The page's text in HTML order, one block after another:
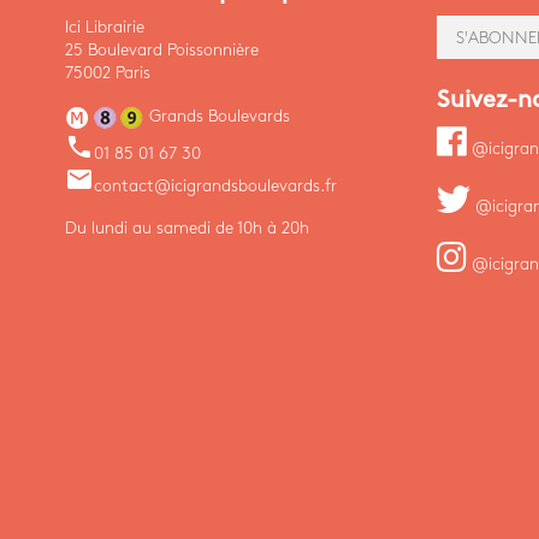
Ici Librairie
25 Boulevard Poissonnière
75002 Paris
Grands Boulevards
phone 01 85 01 67 30
emailcontact@icigrandsboulevards.fr
Du lundi au samedi de 10h à 20h
Suivez-